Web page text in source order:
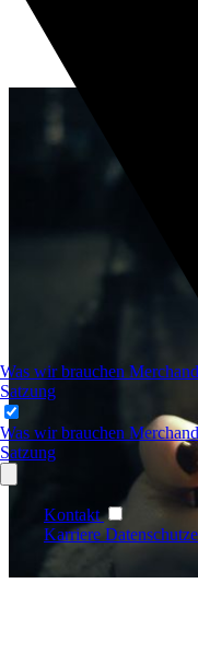
Was wir brauchen
Satzung
Was wir brauchen
Satzung
Kontakt
Karriere